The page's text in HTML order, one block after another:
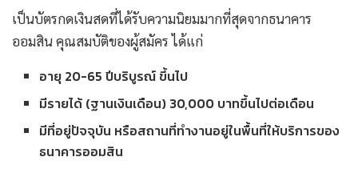
เป็นบัตรกดเงินสดที่ได้รับความนิยมมากที่สุดจากธนาคาร
ออมสิน คุณสมบัติของผู้สมัคร ได้แก่
อายุ 20-65 ปีบริบูรณ์ ขึ้นไป
มีรายได้ (ฐานเงินเดือน) 30,000 บาทขึ้นไปต่อเดือน
มีที่อยู่ปัจจุบัน หรือสถานที่ทำงานอยู่ในพื้นที่ให้บริการของ
ธนาคารออมสิน